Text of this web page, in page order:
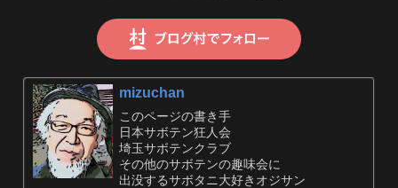
mizuchan
このページの書き手
日本サボテン狂人会
埼玉サボテンクラブ
その他のサボテンの趣味会に
出没するサボタニ大好きオジサン